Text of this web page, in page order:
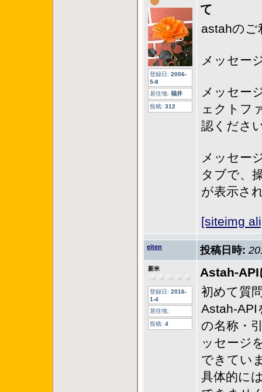
登録日: 2006-
5-8
居住地: 福井
投稿: 312
て
astahのご
メッセー
メッセー
ェクトフ
認くださ
メッセー
タブで、
が表示さ
[siteimg
eiten 投稿日時:
新米
登録日: 2016-
1-4
居住地:
投稿: 4
Astah-API
初めて質
Astah-API
の名称・
ッセージ
できてい
具体的に